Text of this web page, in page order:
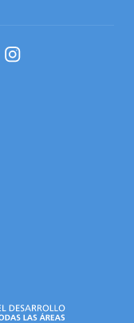
Instagram